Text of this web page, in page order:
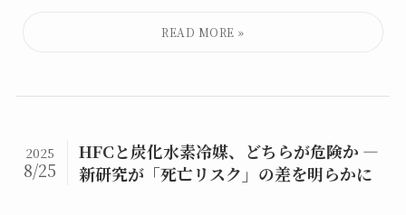
HFCと炭化水素冷媒、どちらが危険か ―
新研究が「死亡リスク」の差を明らかに
2025
8/25